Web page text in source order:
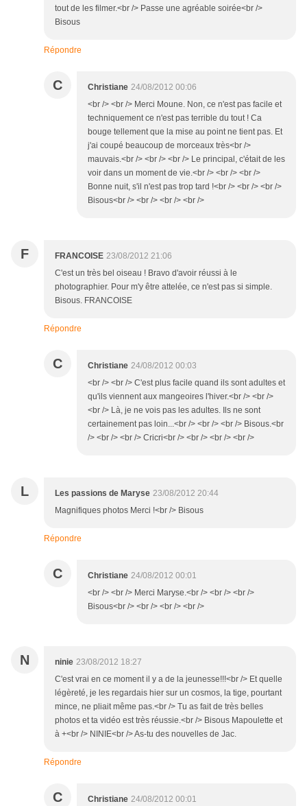
tout de les filmer.<br /> Passe une agréable soirée<br />
Bisous
Répondre
C Christiane 24/08/2012 00:06
<br /> <br /> Merci Moune. Non, ce n'est pas facile et
techniquement ce n'est pas terrible du tout ! Ca
bouge tellement que la mise au point ne tient pas. Et
j'ai coupé beaucoup de morceaux très<br />
mauvais.<br /> <br /> <br /> Le principal, c'était de les
voir dans un moment de vie.<br /> <br /> <br />
Bonne nuit, s'il n'est pas trop tard !<br /> <br /> <br />
Bisous<br /> <br /> <br /> <br />
F FRANCOISE 23/08/2012 21:06
C'est un très bel oiseau ! Bravo d'avoir réussi à le
photographier. Pour m'y être attelée, ce n'est pas si simple.
Bisous. FRANCOISE
Répondre
C Christiane 24/08/2012 00:03
<br /> <br /> C'est plus facile quand ils sont adultes et
qu'ils viennent aux mangeoires l'hiver.<br /> <br />
<br /> Là, je ne vois pas les adultes. Ils ne sont
certainement pas loin...<br /> <br /> <br /> Bisous.<br
/> <br /> <br /> Cricri<br /> <br /> <br /> <br />
L Les passions de Maryse 23/08/2012 20:44
Magnifiques photos Merci !<br /> Bisous
Répondre
C Christiane 24/08/2012 00:01
<br /> <br /> Merci Maryse.<br /> <br /> <br />
Bisous<br /> <br /> <br /> <br />
N ninie 23/08/2012 18:27
C'est vrai en ce moment il y a de la jeunesse!!!<br /> Et quelle
légèreté, je les regardais hier sur un cosmos, la tige, pourtant
mince, ne pliait même pas.<br /> Tu as fait de très belles
photos et ta vidéo est très réussie.<br /> Bisous Mapoulette et
à +<br /> NINIE<br /> As-tu des nouvelles de Jac.
Répondre
C Christiane 24/08/2012 00:01